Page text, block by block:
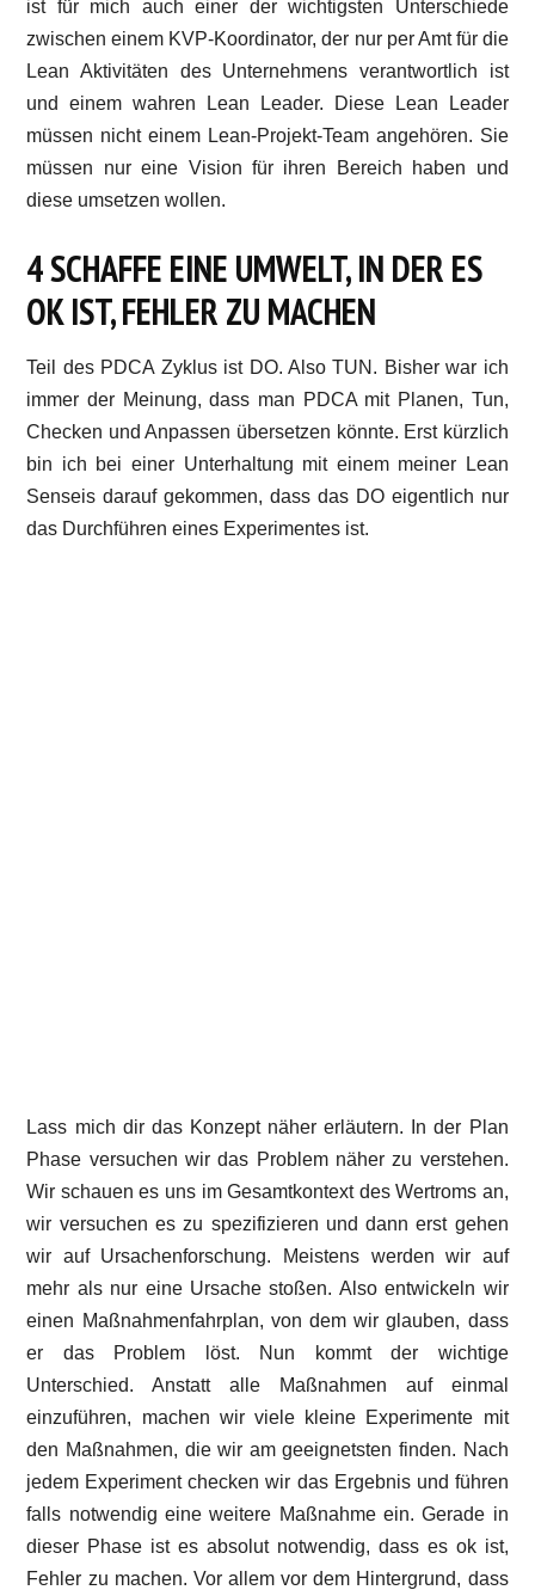
ist für mich auch einer der wichtigsten Unterschiede
zwischen einem KVP-Koordinator, der nur per Amt für die
Lean Aktivitäten des Unternehmens verantwortlich ist
und einem wahren Lean Leader. Diese Lean Leader
müssen nicht einem Lean-Projekt-Team angehören. Sie
müssen nur eine Vision für ihren Bereich haben und
diese umsetzen wollen.
4 SCHAFFE EINE UMWELT, IN DER ES
OK IST, FEHLER ZU MACHEN
Teil des PDCA Zyklus ist DO. Also TUN. Bisher war ich
immer der Meinung, dass man PDCA mit Planen, Tun,
Checken und Anpassen übersetzen könnte. Erst kürzlich
bin ich bei einer Unterhaltung mit einem meiner Lean
Senseis darauf gekommen, dass das DO eigentlich nur
das Durchführen eines Experimentes ist.
Lass mich dir das Konzept näher erläutern. In der Plan
Phase versuchen wir das Problem näher zu verstehen.
Wir schauen es uns im Gesamtkontext des Wertroms an,
wir versuchen es zu spezifizieren und dann erst gehen
wir auf Ursachenforschung. Meistens werden wir auf
mehr als nur eine Ursache stoßen. Also entwickeln wir
einen Maßnahmenfahrplan, von dem wir glauben, dass
er das Problem löst. Nun kommt der wichtige
Unterschied. Anstatt alle Maßnahmen auf einmal
einzuführen, machen wir viele kleine Experimente mit
den Maßnahmen, die wir am geeignetsten finden. Nach
jedem Experiment checken wir das Ergebnis und führen
falls notwendig eine weitere Maßnahme ein. Gerade in
dieser Phase ist es absolut notwendig, dass es ok ist,
Fehler zu machen. Vor allem vor dem Hintergrund, dass